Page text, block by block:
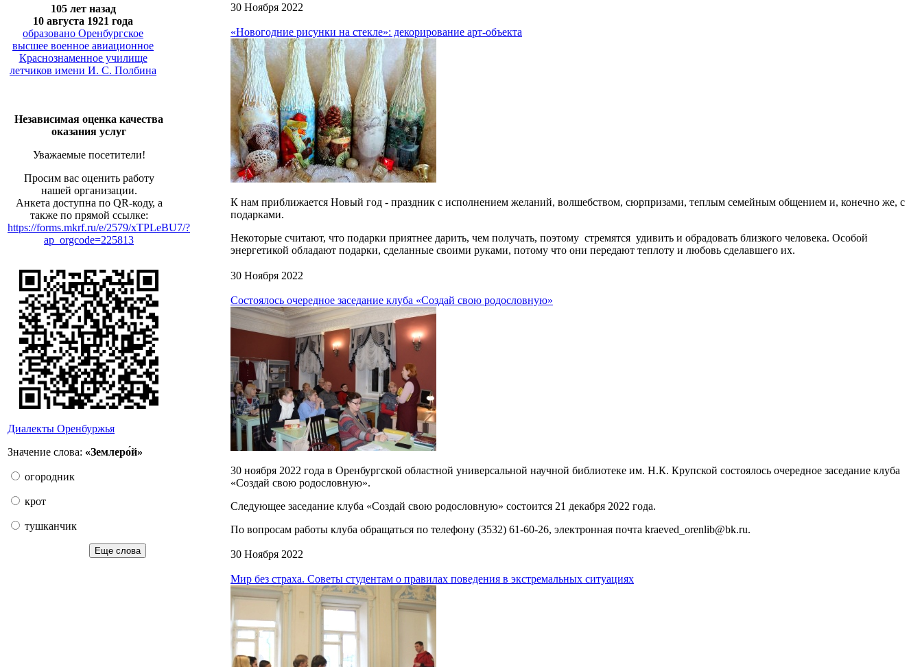
105 лет назад
10 августа 1921 года
образовано Оренбургское
высшее военное авиационное
Краснознаменное училище
летчиков имени И. С. Полбина
Независимая оценка качества
оказания услуг
Уважаемые посетители!
Просим вас оценить работу
нашей организации.
Анкета доступна по QR-коду, а
также по прямой ссылке:
https://forms.mkrf.ru/e/2579/xTPLeBU7/?
ap_orgcode=225813
Диалекты Оренбуржья
Значение слова: «Землеро́й»
огородник
крот
тушканчик
Еще слова
30 Ноября 2022
«Новогодние рисунки на стекле»: декорирование арт-объекта
К нам приближается Новый год - праздник с исполнением желаний, волшебством, сюрпризами, теплым семейным общением и, конечно же, с
подарками.
Некоторые считают, что подарки приятнее дарить, чем получать, поэтому стремятся удивить и обрадовать близкого человека. Особой
энергетикой обладают подарки, сделанные своими руками, потому что они передают теплоту и любовь сделавшего их.
30 Ноября 2022
Состоялось очередное заседание клуба «Создай свою родословную»
30 ноября 2022 года в Оренбургской областной универсальной научной библиотеке им. Н.К. Крупской состоялось очередное заседание клуба
«Создай свою родословную».
Следующее заседание клуба «Создай свою родословную» состоится 21 декабря 2022 года.
По вопросам работы клуба обращаться по телефону (3532) 61-60-26, электронная почта kraeved_orenlib@bk.ru.
30 Ноября 2022
Мир без страха. Советы студентам о правилах поведения в экстремальных ситуациях